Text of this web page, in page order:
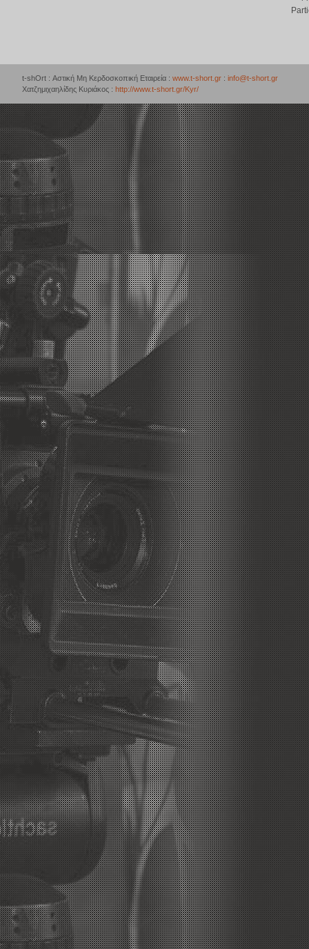
t-shOrt : Αστική Μη Κερδοσκοπική Εταιρεία : www.t-short.gr : info@t-short.gr
Χατζημιχαηλίδης Κυριάκος : http://www.t-short.gr/Kyr/